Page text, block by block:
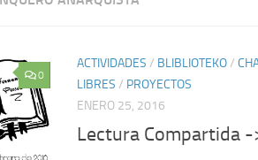
0
ACTIVIDADES / BLIBLIOTEKO/
LIBRES / PROYECTOS
ENERO 25, 2016
Lectura Compartida